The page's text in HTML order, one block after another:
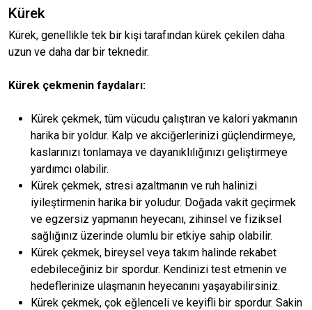
Kürek
Kürek, genellikle tek bir kişi tarafından kürek çekilen daha
uzun ve daha dar bir teknedir.
Kürek çekmenin faydaları:
Kürek çekmek, tüm vücudu çalıştıran ve kalori yakmanın
harika bir yoldur. Kalp ve akciğerlerinizi güçlendirmeye,
kaslarınızı tonlamaya ve dayanıklılığınızı geliştirmeye
yardımcı olabilir.
Kürek çekmek, stresi azaltmanın ve ruh halinizi
iyileştirmenin harika bir yoludur. Doğada vakit geçirmek
ve egzersiz yapmanın heyecanı, zihinsel ve fiziksel
sağlığınız üzerinde olumlu bir etkiye sahip olabilir.
Kürek çekmek, bireysel veya takım halinde rekabet
edebileceğiniz bir spordur. Kendinizi test etmenin ve
hedeflerinize ulaşmanın heyecanını yaşayabilirsiniz.
Kürek çekmek, çok eğlenceli ve keyifli bir spordur. Sakin